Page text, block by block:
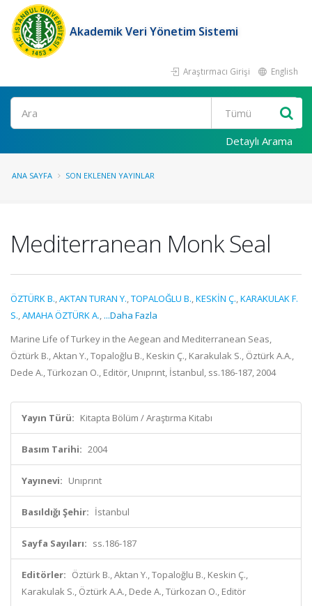
Akademik Veri Yönetim Sistemi
Araştırmacı Girişi English
Ara
Detaylı Arama
ANA SAYFA SON EKLENEN YAYINLAR
Mediterranean Monk Seal
ÖZTÜRK B.,AKTAN TURAN Y.,TOPALOĞLU B.,KESKİN Ç.,KARAKULAK F.
S.,AMAHA ÖZTÜRK A., ...Daha Fazla
Marine Life of Turkey in the Aegean and Mediterranean Seas,
Öztürk B., Aktan Y., Topaloğlu B., Keskin Ç., Karakulak S., Öztürk A.A.,
Dede A., Türkozan O., Editör, Unıprınt, İstanbul, ss.186-187, 2004
Yayın Türü: Kitapta Bölüm / Araştırma Kitabı
Basım Tarihi: 2004
Yayınevi: Unıprınt
Basıldığı Şehir: İstanbul
Sayfa Sayıları: ss.186-187
Editörler: Öztürk B., Aktan Y., Topaloğlu B., Keskin Ç.,
Karakulak S., Öztürk A.A., Dede A., Türkozan O., Editör